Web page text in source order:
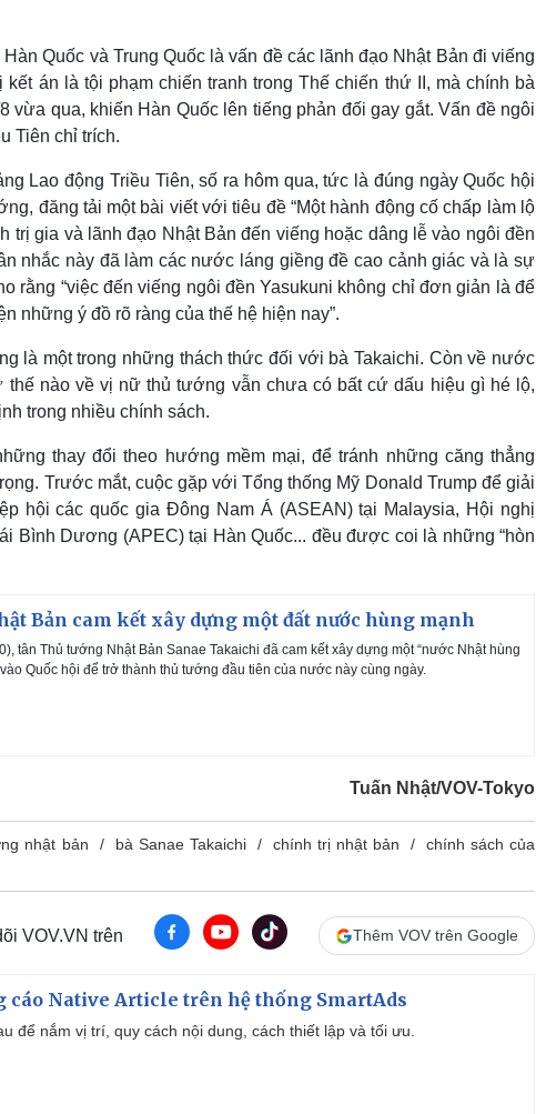
Quốc và Trung Quốc là vấn đề các lãnh đạo Nhật Bản đi viếng
án là tội phạm chiến tranh trong Thế chiến thứ II, mà chính bà
vừa qua, khiến Hàn Quốc lên tiếng phản đối gay gắt. Vấn đề ngôi
Tiên chỉ trích.
Lao động Triều Tiên, số ra hôm qua, tức là đúng ngày Quốc hội
đăng tải một bài viết với tiêu đề “Một hành động cố chấp làm lộ
trị gia và lãnh đạo Nhật Bản đến viếng hoặc dâng lễ vào ngôi đền
nhắc này đã làm các nước láng giềng đề cao cảnh giác và là sự
rằng “việc đến viếng ngôi đền Yasukuni không chỉ đơn giản là để
những ý đồ rõ ràng của thế hệ hiện nay”.
là một trong những thách thức đối với bà Takaichi. Còn về nước
nào về vị nữ thủ tướng vẫn chưa có bất cứ dấu hiệu gì hé lộ,
trong nhiều chính sách.
thay đổi theo hướng mềm mại, để tránh những căng thẳng
Trước mắt, cuộc gặp với Tổng thống Mỹ Donald Trump để giải
hội các quốc gia Đông Nam Á (ASEAN) tại Malaysia, Hội nghị
Bình Dương (APEC) tại Hàn Quốc... đều được coi là những “hòn
Bản cam kết xây dựng một đất nước hùng mạnh
tân Thủ tướng Nhật Bản Sanae Takaichi đã cam kết xây dựng một “nước Nhật hùng
Quốc hội để trở thành thủ tướng đầu tiên của nước này cùng ngày.
Tuấn Nhật/VOV-Tokyo
nhật bản bà Sanae Takaichi chính trị nhật bản
chính sách của
VOV.VN trên Thêm VOV trên Google
cáo Native Article trên hệ thống SmartAds
để nắm vị trí, quy cách nội dung, cách thiết lập và tối ưu.